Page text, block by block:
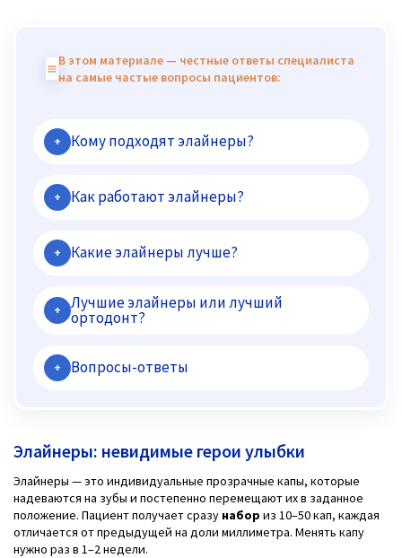
В этом материале — честные ответы специалиста
на самые частые вопросы пациентов:
+ Кому подходят элайнеры?
+ Как работают элайнеры?
+ Какие элайнеры лучше?
+ Лучшие элайнеры или лучший
ортодонт?
+ Вопросы-ответы
Элайнеры: невидимые герои улыбки
Элайнеры — это индивидуальные прозрачные капы, которые
надеваются на зубы и постепенно перемещают их в заданное
положение. Пациент получает сразу набор из 10–50 кап, каждая
отличается от предыдущей на доли миллиметра. Менять капу
нужно раз в 1–2 недели.